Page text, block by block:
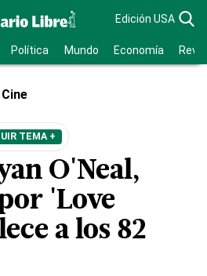
Edición USA
Política Mundo Economía
Cine
TEMA +
O'Neal,
'Love
a los 82